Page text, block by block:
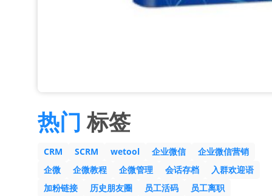
热门 标签
CRM SCRM wetool 企业微信
企业微信营销
企微
企微教程 企微管理 会话存档
入群欢迎语
加粉链接
历史朋友圈 员工活码
员工离职